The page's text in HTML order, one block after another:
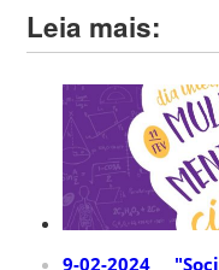
Leia mais:
9-02-2024